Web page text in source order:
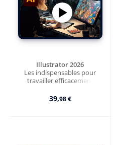
Illustrator 2026
Les indispensables pour
travailler efficacement
39,98 €